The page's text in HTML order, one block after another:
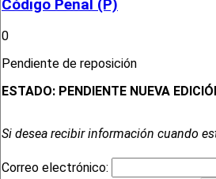
Código Penal (P)
0
Pendiente de reposición
ESTADO: PENDIENTE NUEVA
Si desea recibir información cuando
Correo electrónico: